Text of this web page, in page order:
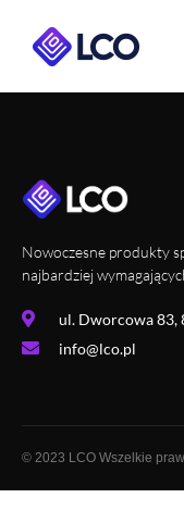
Nowoczesne produkty
najbardziej
ul. Dworcowa 83,
info@lco.pl
© 2023 LCO Wszelkie